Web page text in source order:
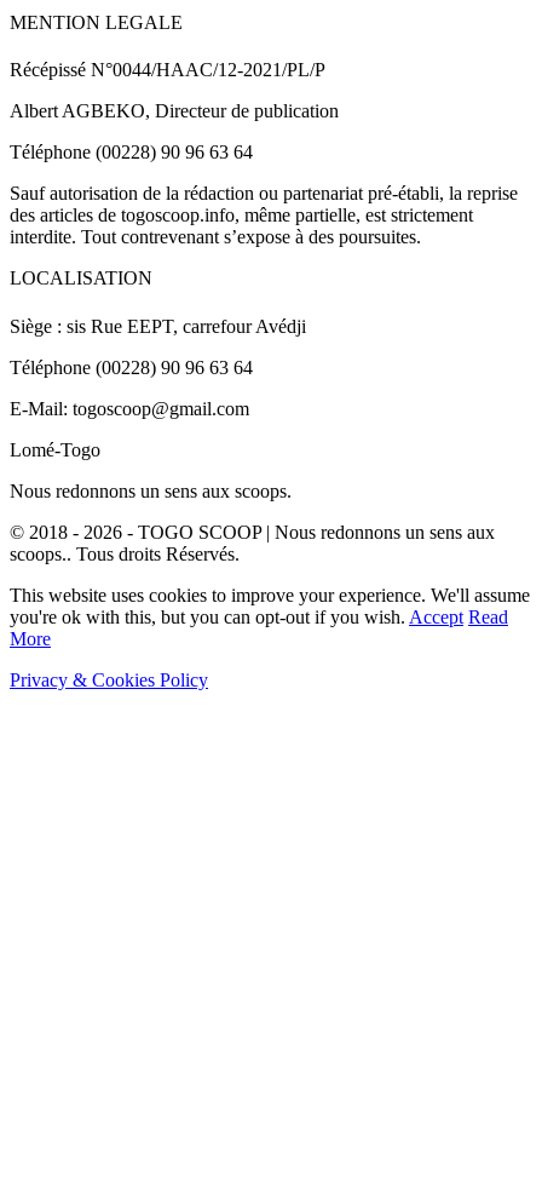
MENTION LEGALE
Récépissé N°0044/HAAC/12-2021/PL/P
Albert AGBEKO, Directeur de publication
Téléphone (00228) 90 96 63 64
Sauf autorisation de la rédaction ou partenariat pré-établi, la reprise
des articles de togoscoop.info, même partielle, est strictement
interdite. Tout contrevenant s’expose à des poursuites.
LOCALISATION
Siège : sis Rue EEPT, carrefour Avédji
Téléphone (00228) 90 96 63 64
E-Mail: togoscoop@gmail.com
Lomé-Togo
Nous redonnons un sens aux scoops.
© 2018 - 2026 - TOGO SCOOP | Nous redonnons un sens aux
scoops.. Tous droits Réservés.
This website uses cookies to improve your experience. We'll assume
you're ok with this, but you can opt-out if you wish. Accept Read
More
Privacy & Cookies Policy